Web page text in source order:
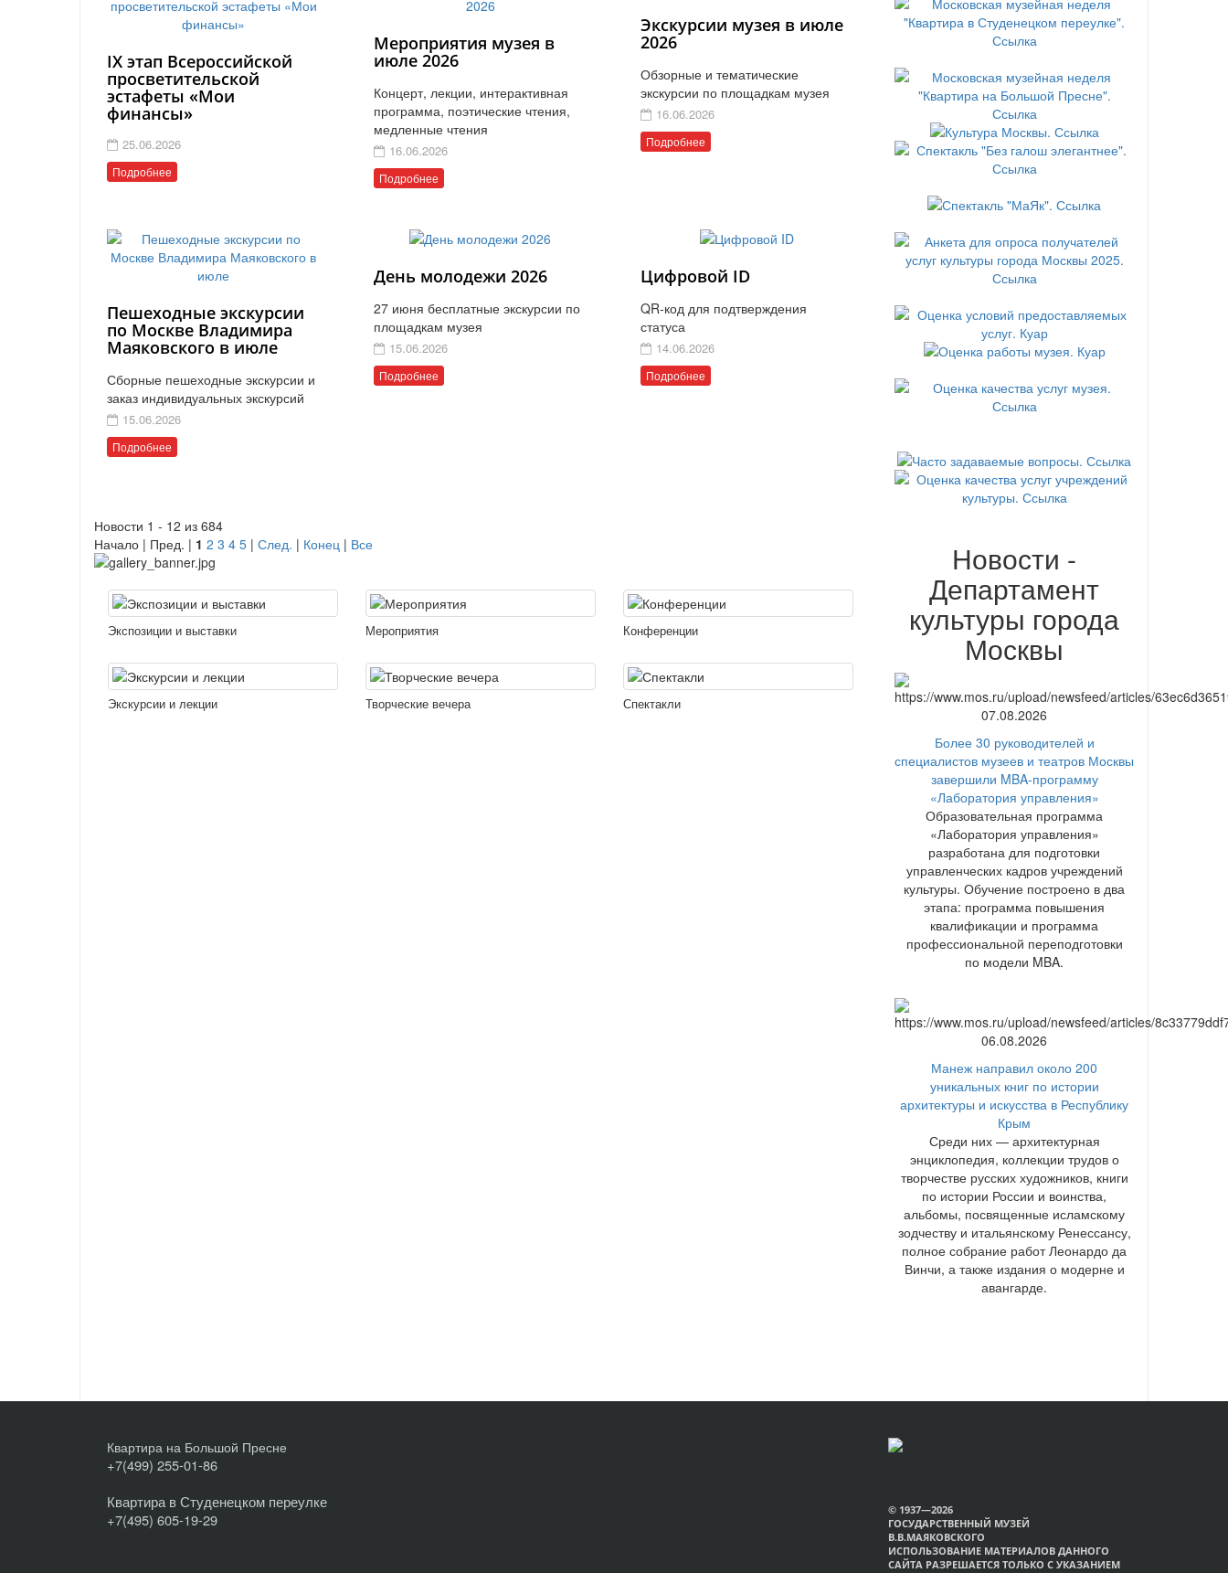
IX этап Всероссийской
просветительской
эстафеты «Мои
финансы»
25.06.2026
Подробнее
Мероприятия музея в
июле 2026
Концерт, лекции, интерактивная
программа, поэтические чтения,
медленные чтения
16.06.2026
Подробнее
Экскурсии музея в июле
2026
Обзорные и тематические
экскурсии по площадкам музея
16.06.2026
Подробнее
Пешеходные экскурсии
по Москве Владимира
Маяковского в июле
Сборные пешеходные экскурсии и
заказ индивидуальных экскурсий
15.06.2026
Подробнее
День молодежи 2026
27 июня бесплатные экскурсии по
площадкам музея
15.06.2026
Подробнее
Цифровой ID
QR-код для подтверждения
статуса
14.06.2026
Подробнее
Новости 1 - 12 из 684
Начало | Пред. | 1 2 3 4 5 | След. | Конец | Все
Экспозиции и выставки Мероприятия Конференции
Экскурсии и лекции Творческие вечера Спектакли
Новости -
Департамент
культуры города
Москвы
07.08.2026
Более 30 руководителей и
специалистов музеев и театров Москвы
завершили MBA-программу
«Лаборатория управления»
Образовательная программа
«Лаборатория управления»
разработана для подготовки
управленческих кадров учреждений
культуры. Обучение построено в два
этапа: программа повышения
квалификации и программа
профессиональной переподготовки
по модели MBA.
06.08.2026
Манеж направил около 200
уникальных книг по истории
архитектуры и искусства в Республику
Крым
Среди них — архитектурная
энциклопедия, коллекции трудов о
творчестве русских художников, книги
по истории России и воинства,
альбомы, посвященные исламскому
зодчеству и итальянскому Ренессансу,
полное собрание работ Леонардо да
Винчи, а также издания о модерне и
авангарде.
© 1937—2026
ГОСУДАРСТВЕННЫЙ МУЗЕЙ
В.В.МАЯКОВСКОГО
ИСПОЛЬЗОВАНИЕ МАТЕРИАЛОВ ДАННОГО
САЙТА РАЗРЕШАЕТСЯ ТОЛЬКО С УКАЗАНИЕМ
Квартира на Большой Пресне
+7(499) 255-01-86
Квартира в Студенецком переулке
+7(495) 605-19-29